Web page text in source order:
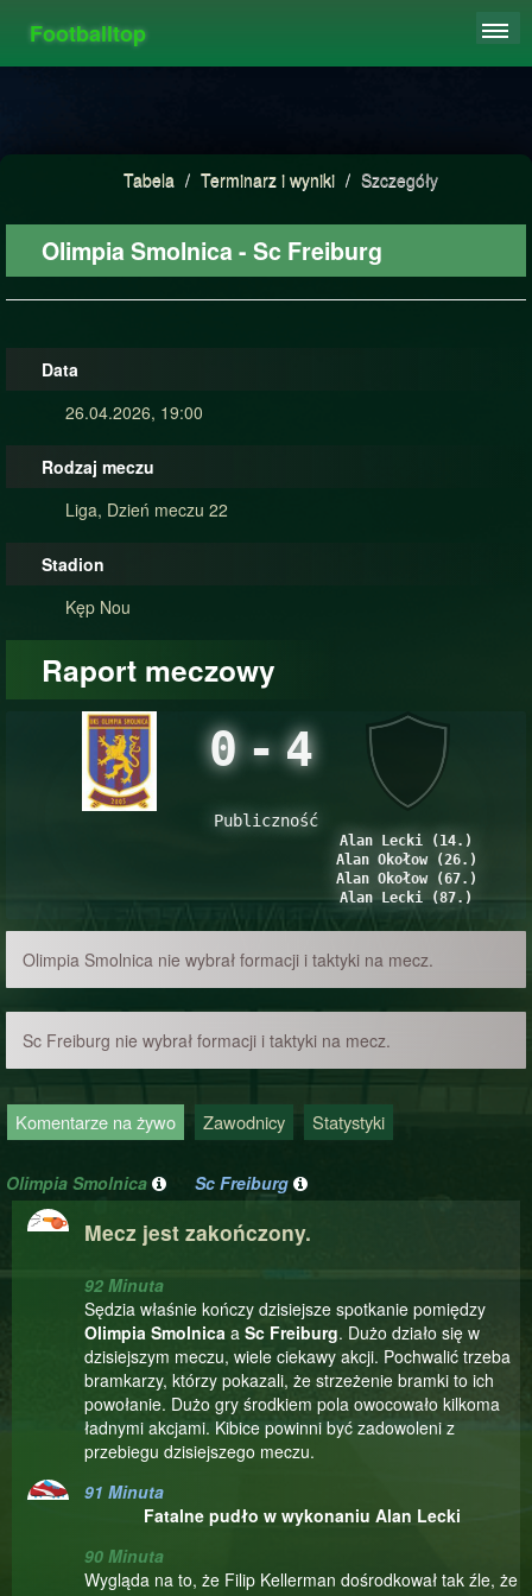
Footballtop
STATYSTYKI
Tabela / Terminarz i wyniki / Szczegóły
Olimpia Smolnica - Sc Freiburg
Data
26.04.2026, 19:00
Rodzaj meczu
Liga, Dzień meczu 22
Stadion
Kęp Nou
Raport meczowy
0-4
Publiczność
Alan Lecki (14.)
Alan Okołow (26.)
Alan Okołow (67.)
Alan Lecki (87.)
Olimpia Smolnica nie wybrał formacji i taktyki na mecz.
Sc Freiburg nie wybrał formacji i taktyki na mecz.
Komentarze na żywo Zawodnicy Statystyki
Olimpia Smolnica Sc Freiburg
Mecz jest zakończony.
92 Minuta
Sędzia właśnie kończy dzisiejsze spotkanie pomiędzy
Olimpia Smolnica a Sc Freiburg. Dużo działo się w
dzisiejszym meczu, wiele ciekawy akcji. Pochwalić trzeba
bramkarzy, którzy pokazali, że strzeżenie bramki to ich
powołanie. Dużo gry środkiem pola owocowało kilkoma
ładnymi akcjami. Kibice powinni być zadowoleni z
przebiegu dzisiejszego meczu.
91 Minuta
Fatalne pudło w wykonaniu Alan Lecki
90 Minuta
Wygląda na to, że Filip Kellerman dośrodkował tak źle, że